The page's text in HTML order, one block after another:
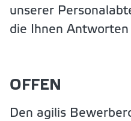
unserer
die Ihnen
OFFEN
Den agilis